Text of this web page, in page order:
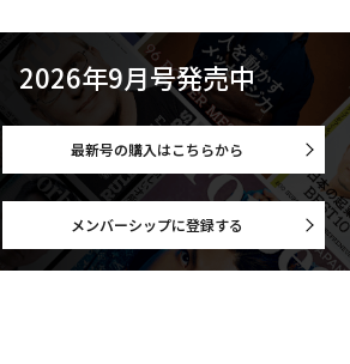
2026年9月号発売中
最新号の購入はこちらから
メンバーシップに登録する